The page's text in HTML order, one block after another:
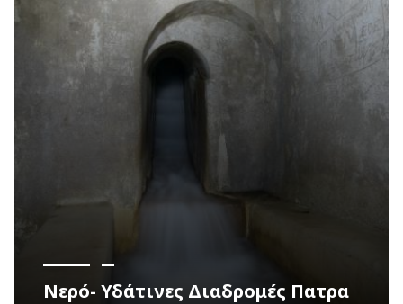
Νερό- Υδάτινες Διαδρομές Πατρα